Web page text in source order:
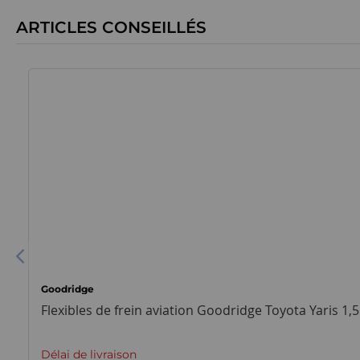
ARTICLES CONSEILLÉS
Goodridge
Flexibles de frein aviation Goodridge Toyota Yaris
Délai de livraison